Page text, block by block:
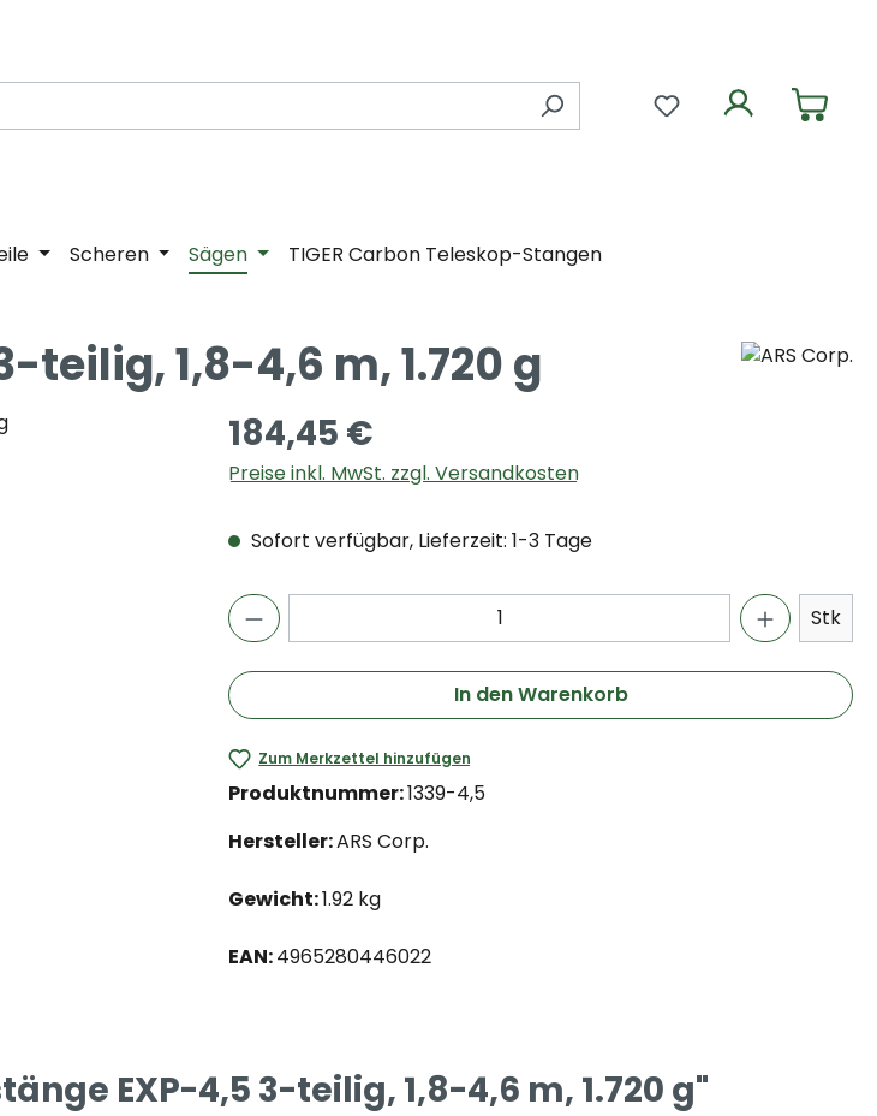
Du hast 0
Scheren Sägen TIGER Carbon Teleskop-Stangen
teilig, 1,8-4,6 m, 1.720 g
184,45 €
Preise inkl. MwSt. zzgl. Versandkosten
Sofort verfügbar, Lieferzeit: 1-3 Tage
Stk
In den Warenkorb
Zum Merkzettel hinzufügen
Produktnummer:1339-4,5
Hersteller:ARS Corp.
Gewicht:1.92 kg
EAN:4965280446022
EXP-4,5 3-teilig, 1,8-4,6 m, 1.720 g"